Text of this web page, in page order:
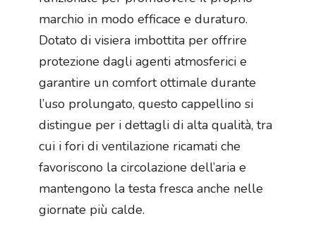
marchio in modo efficace e duraturo.
Dotato di visiera imbottita per offrire
protezione dagli agenti atmosferici e
garantire un comfort ottimale durante
l’uso prolungato, questo cappellino si
distingue per i dettagli di alta qualità, tra
cui i fori di ventilazione ricamati che
favoriscono la circolazione dell’aria e
mantengono la testa fresca anche nelle
giornate più calde.